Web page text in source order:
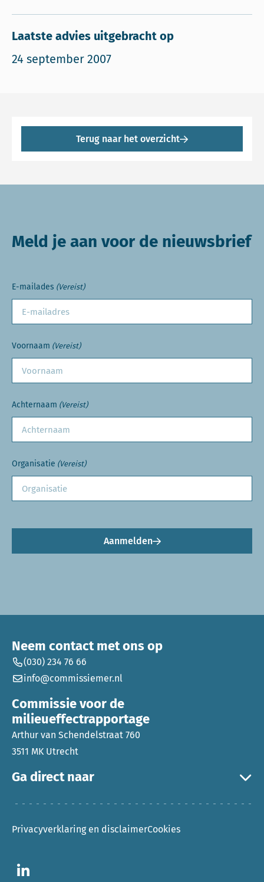
Laatste advies uitgebracht op
24 september 2007
Terug naar het overzicht
Meld je aan voor de nieuwsbrief
E-mailades (Vereist)
Voornaam (Vereist)
Achternaam (Vereist)
Organisatie (Vereist)
Aanmelden
Ga direct naar
Neem contact met ons op
(030) 234 76 66
info@commissiemer.nl
Commissie voor de
milieueffectrapportage
Arthur van Schendelstraat 760
3511 MK Utrecht
Privacyverklaring en disclaimerCookies
Ga naar LinkedIn